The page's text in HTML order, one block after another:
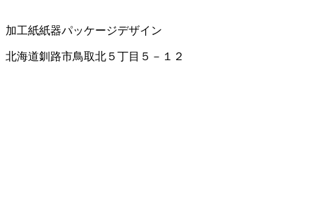
加工紙紙器パッケージデザイン
北海道釧路市鳥取北５丁目５－１２